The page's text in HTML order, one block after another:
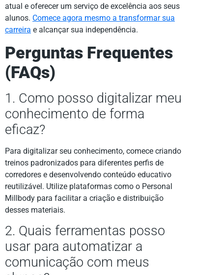
atual e oferecer um serviço de excelência aos seus
alunos. Comece agora mesmo a transformar sua
carreira e alcançar sua independência.
Perguntas Frequentes
(FAQs)
1. Como posso digitalizar meu
conhecimento de forma
eficaz?
Para digitalizar seu conhecimento, comece criando
treinos padronizados para diferentes perfis de
corredores e desenvolvendo conteúdo educativo
reutilizável. Utilize plataformas como o Personal
Millbody para facilitar a criação e distribuição
desses materiais.
2. Quais ferramentas posso
usar para automatizar a
comunicação com meus